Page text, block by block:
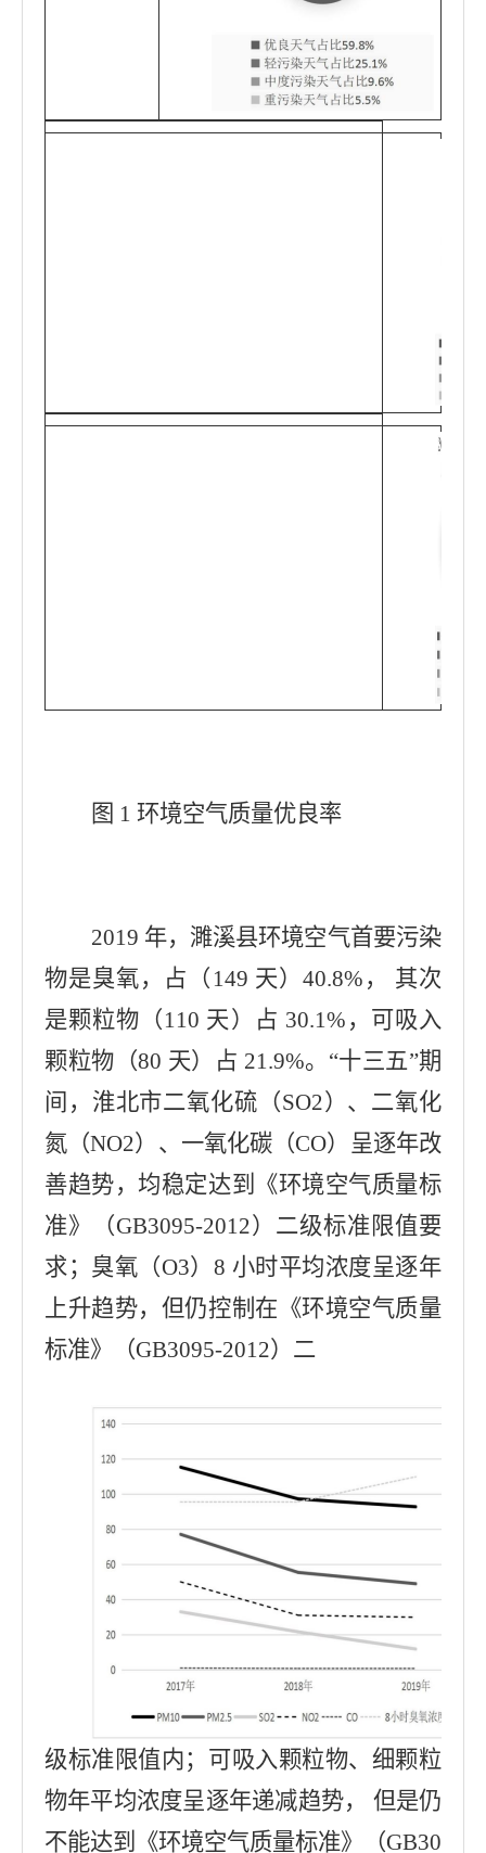
图 1 环境空气质量优良率
2019 年，濉溪县环境空气首要污染
物是臭氧，占（149 天）40.8%， 其次
是颗粒物（110 天）占 30.1%，可吸入
颗粒物（80 天）占 21.9%。“十三五”期
间，淮北市二氧化硫（SO2）、二氧化
氮（NO2）、一氧化碳（CO）呈逐年改
善趋势，均稳定达到《环境空气质量标
准》
（GB3095-2012）二级标准限值要
求；臭氧（O3）8 小时平均浓度呈逐年
上升趋势，但仍控制在《环境空气质量
标准》（GB3095-2012）二
级标准限值内；可吸入颗粒物、细颗粒
物年平均浓度呈逐年递减趋势， 但是仍
不能达到《环境空气质量标准》（GB30